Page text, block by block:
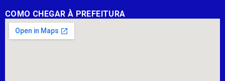
COMO CHEGAR À PREFEITURA